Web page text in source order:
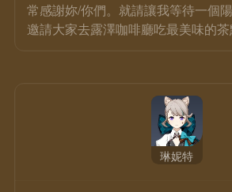
常感謝妳/你們。就請讓我等待一個
邀請大家去露澤咖啡廳吃最美味的茶
琳妮特